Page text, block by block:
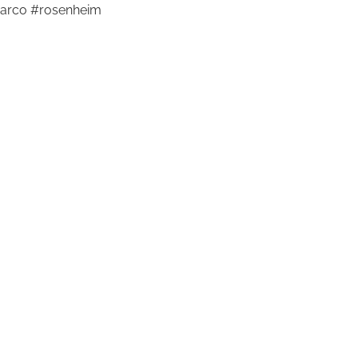
#rosenheim